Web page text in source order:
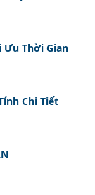
Ưu Thời Gian
Chi Tiết